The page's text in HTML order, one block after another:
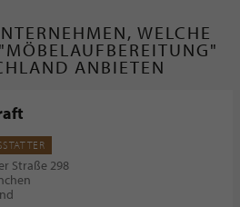
WELCHE
ANBIETEN
Straße 298